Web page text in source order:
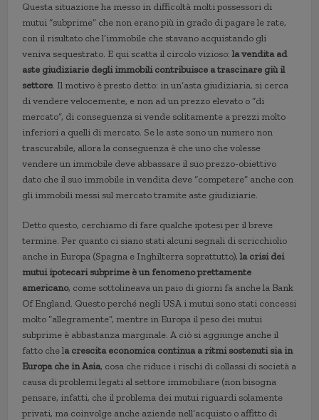
Questa situazione ha messo in difficoltà molti possessori di
mutui “subprime” che non erano più in grado di pagare le rate,
con il risultato che l’immobile che stavano acquistando gli
veniva sequestrato. E qui scatta il circolo vizioso:la vendita ad
aste giudiziarie degli immobili contribuisce a trascinare giù il
settore. Il motivo è presto detto: in un’asta giudiziaria, si cerca
di vendere velocemente, e non ad un prezzo elevato o “di
mercato”, di conseguenza si vende solitamente a prezzi molto
inferiori a quelli di mercato. Se le aste sono un numero non
trascurabile, allora la conseguenza è che uno che volesse
vendere un immobile deve abbassare il suo prezzo-obiettivo
dato che il suo immobile in vendita deve “competere” anche con
gli immobili messi sul mercato tramite aste giudiziarie.
Detto questo, cerchiamo di fare qualche ipotesi per il breve
termine. Per quanto ci siano stati alcuni segnali di scricchiolio
anche in Europa (Spagna e Inghilterra soprattutto),la crisi dei
mutui ipotecari subprime è un fenomeno prettamente
americano, come sottolineava un paio di giorni fa anche la Bank
Of England. Questo perché negli USA i mutui sono stati concessi
molto “allegramente”, mentre in Europa il peso dei mutui
subprime è abbastanza marginale. A ciò si aggiunge anche il
fatto che la crescita economica continua a ritmi sostenuti sia in
Europa che in Asia, cosa che riduce i rischi di collassi di società a
causa di problemi legati al settore immobiliare (non bisogna
pensare, infatti, che il problema dei mutui riguardi solamente
privati, ma coinvolge anche aziende nell’acquisto o affitto di